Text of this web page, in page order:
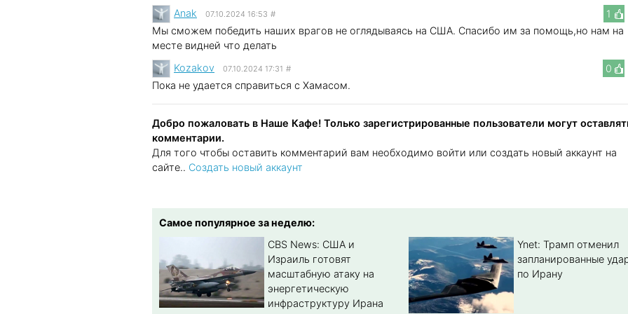
1
Anak 07.10.2024 16:53 #
Мы сможем победить наших врагов не оглядываясь на США. Спасибо им за помощь,но нам на
месте видней что делать
0
Kozakov 07.10.2024 17:31 #
Пока не удается справиться с Хамасом.
Добро пожаловать в Наше Кафе! Только зарегистрированные пользователи могут
комментарии.
Для того чтобы оставить комментарий вам необходимо войти или создать новый аккаунт на
сайте.. Создать новый аккаунт
Самое популярное за неделю:
CBS News: США и
Израиль готовят
масштабную атаку на
энергетическую
инфраструктуру Ирана
Ynet: Трамп отменил
запланированные
по Ирану